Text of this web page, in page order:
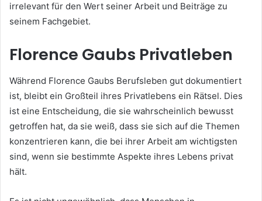
irrelevant für den Wert seiner Arbeit und Beiträge zu
seinem Fachgebiet.
Florence Gaubs Privatleben
Während Florence Gaubs Berufsleben gut dokumentiert
ist, bleibt ein Großteil ihres Privatlebens ein Rätsel. Dies
ist eine Entscheidung, die sie wahrscheinlich bewusst
getroffen hat, da sie weiß, dass sie sich auf die Themen
konzentrieren kann, die bei ihrer Arbeit am wichtigsten
sind, wenn sie bestimmte Aspekte ihres Lebens privat
hält.